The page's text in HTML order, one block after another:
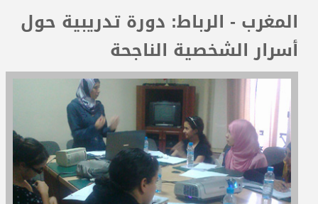
الدورات القادمة
المدربون
المعتمدون
المغرب - الرباط: دورة تدريبية حول
أسرار الشخصية الناجحة